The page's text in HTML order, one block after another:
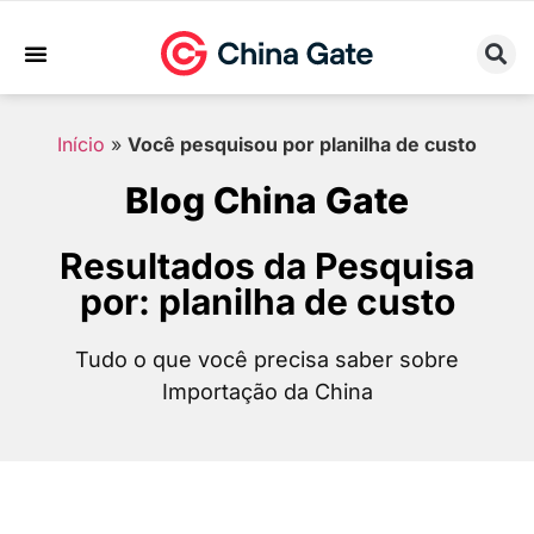
Início » Você pesquisou por planilha de custo
Blog China Gate
Resultados da Pesquisa
por: planilha de custo
Tudo o que você precisa saber sobre
Importação da China